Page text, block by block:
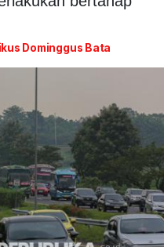
Dominggus Bata